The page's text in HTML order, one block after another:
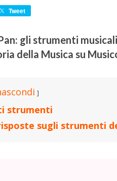
Tweet
gli strumenti
della Musica su
strumenti
sugli strumenti